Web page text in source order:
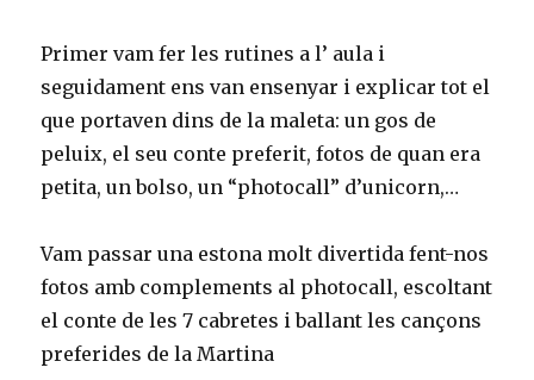
Primer vam fer les rutines a l’ aula i
seguidament ens van ensenyar i explicar tot el
que portaven dins de la maleta: un gos de
peluix, el seu conte preferit, fotos de quan era
petita, un bolso, un “photocall” d’unicorn,…
Vam passar una estona molt divertida fent-nos
fotos amb complements al photocall, escoltant
el conte de les 7 cabretes i ballant les cançons
preferides de la Martina